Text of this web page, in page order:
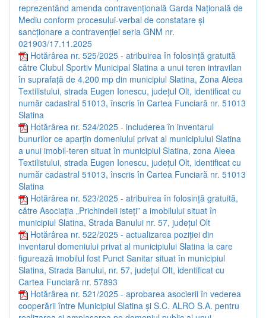
reprezentând amenda contravențională Garda Națională de
Mediu conform procesului-verbal de constatare și
sancționare a contravenției seria GNM nr.
021903/17.11.2025
Hotărârea nr. 525/2025 - atribuirea în folosință gratuită
către Clubul Sportiv Municipal Slatina a unui teren intravilan
în suprafață de 4.200 mp din municipiul Slatina, Zona Aleea
Textilistului, strada Eugen Ionescu, județul Olt, identificat cu
număr cadastral 51013, înscris în Cartea Funciară nr. 51013
Slatina
Hotărârea nr. 524/2025 - includerea în inventarul
bunurilor ce aparțin domeniului privat al municipiului Slatina
a unui imobil-teren situat în municipiul Slatina, zona Aleea
Textilistului, strada Eugen Ionescu, județul Olt, identificat cu
număr cadastral 51013, înscris în Cartea Funciară nr. 51013
Slatina
Hotărârea nr. 523/2025 - atribuirea în folosință gratuită,
către Asociația „Prichindeii isteți” a imobilului situat în
municipiul Slatina, Strada Banului nr. 57, județul Olt
Hotărârea nr. 522/2025 - actualizarea poziției din
inventarul domeniului privat al municipiului Slatina la care
figurează imobilul fost Punct Sanitar situat în municipiul
Slatina, Strada Banului, nr. 57, județul Olt, identificat cu
Cartea Funciară nr. 57893
Hotărârea nr. 521/2025 - aprobarea asocierii în vederea
cooperării între Municipiul Slatina și S.C. ALRO S.A. pentru